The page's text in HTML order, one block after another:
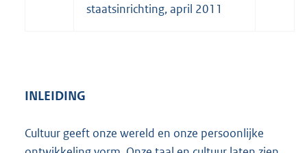
staatsinrichting, april 2011
INLEIDING
Cultuur geeft onze wereld en onze persoonlijke